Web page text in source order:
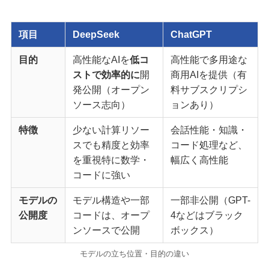
項目 DeepSeek ChatGPT
目的 高性能なAIを低コ
ストで効率的に開
発公開（オープン
ソース志向）
高性能で多用途な
商用AIを提供（有
料サブスクリプシ
ョンあり）
特徴
少ない計算リソー
スでも精度と効率
を重視特に数学・
コードに強い
会話性能・知識・
コード処理など、
幅広く高性能
モデルの
公開度
モデル構造や一部
コードは、オープ
ンソースで公開
一部非公開（GPT-
4などはブラック
ボックス）
モデルの立ち位置・目的の違い